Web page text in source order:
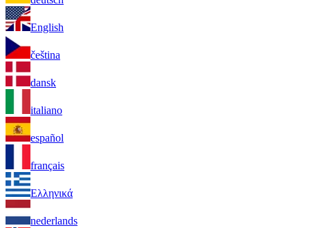
English
čeština
dansk
italiano
español
français
Ελληνικά
nederlands